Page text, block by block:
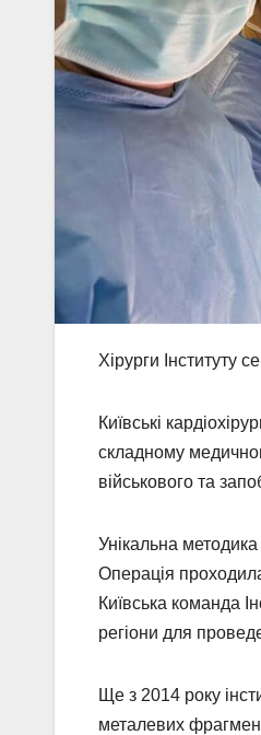
Хірурги Інституту
Київські
складному
військового та
Унікальна
Операція проходила
Київська команда
регіони для
Ще з 2014 року
металевих